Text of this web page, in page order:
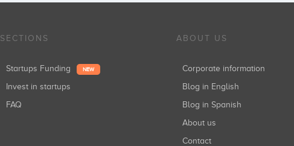
SECTIONS
Startups Funding NEW
Invest in startups
FAQ
ABOUT US
Corporate information
Blog in English
Blog in Spanish
About us
Contact